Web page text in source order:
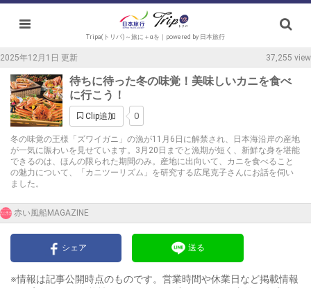
Tripa(トリパ)～旅に＋αを｜powered by 日本旅行
2025年12月1日 更新 37,255 view
待ちに待った冬の味覚！美味しいカニを食べ
に行こう！
Clip追加 0
冬の味覚の王様「ズワイガニ」の漁が11月6日に解禁され、日本海沿岸の産地
が一気に賑わいを見せています。3月20日までと漁期が短く、新鮮な身を堪能
できるのは、ほんの限られた期間のみ。産地に出向いて、カニを食べること
の魅力について、「カニツーリズム」を研究する広尾克子さんにお話を伺い
ました。
赤い風船MAGAZINE
シェア 送る
※情報は記事公開時点のものです。営業時間や休業日など掲載情報